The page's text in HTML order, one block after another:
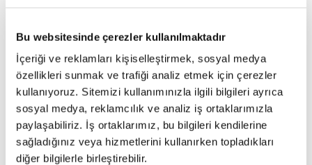
Bu websitesinde çerezler kullanılmaktadır
İçeriği ve reklamları kişiselleştirmek, sosyal medya
özellikleri sunmak ve trafiği analiz etmek için çerezler
kullanıyoruz. Sitemizi kullanımınızla ilgili bilgileri ayrıca
sosyal medya, reklamcılık ve analiz iş ortaklarımızla
paylaşabiliriz. İş ortaklarımız, bu bilgileri kendilerine
sağladığınız veya hizmetlerini kullanırken topladıkları
diğer bilgilerle birleştirebilir.